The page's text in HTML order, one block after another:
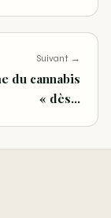
Suivant →
du cannabis
« dès…